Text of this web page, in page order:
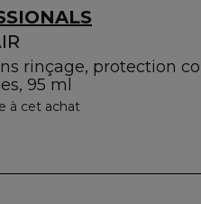
rinçage, protection
95 ml
à cet achat